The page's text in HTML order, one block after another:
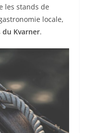
les stands de
locale,
du Kvarner.